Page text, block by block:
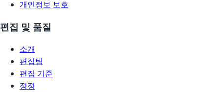
개인정보 보호
편집 및 품질
소개
편집팀
편집 기준
정정